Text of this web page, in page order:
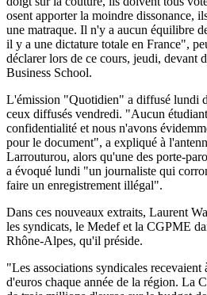
osent apporter la moindre dissonance,
une matraque. Il n'y a aucun équilibre
il y a une dictature totale en France",
déclarer lors de ce cours, jeudi, devant
Business School.
L'émission "Quotidien" a diffusé lundi
ceux diffusés vendredi. "Aucun
confidentialité et nous n'avons
pour le document", a expliqué à
Larrouturou, alors qu'une des porte-
a évoqué lundi "un journaliste qui
faire un enregistrement illégal".
Dans ces nouveaux extraits, Laurent
les syndicats, le Medef et la CGPME
Rhône-Alpes, qu'il préside.
"Les associations syndicales
d'euros chaque année de la région. La